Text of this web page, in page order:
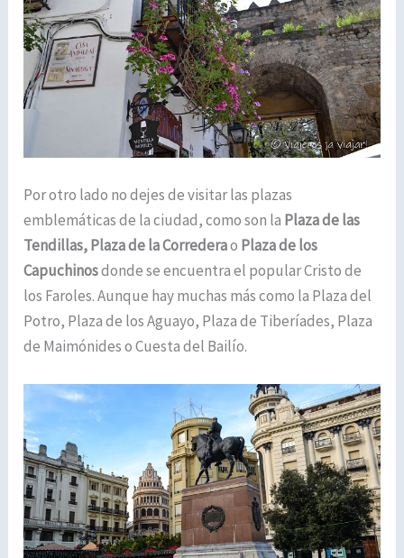
Por otro lado no dejes de visitar las plazas
emblemáticas de la ciudad, como son la Plaza de las
Tendillas,Plaza de la Correderao Plaza de los
Capuchinosdonde se encuentra el popular Cristo de
los Faroles. Aunque hay muchas más como la Plaza del
Potro, Plaza de los Aguayo, Plaza de Tiberíades, Plaza
de Maimónides o Cuesta del Bailío.